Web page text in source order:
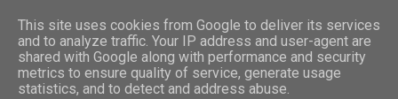
This site uses cookies from Google to deliver its services
and to analyze traffic. Your IP address and user-agent are
shared with Google along with performance and security
metrics to ensure quality of service, generate usage
statistics, and to detect and address abuse.